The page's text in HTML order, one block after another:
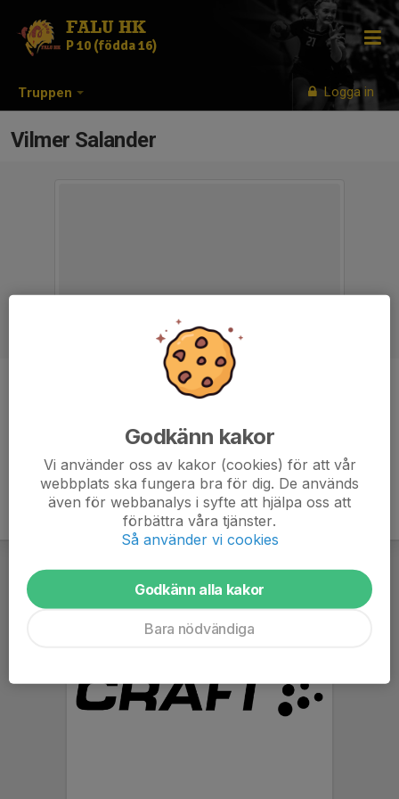
Truppen Logga in
FALU HK
P 10 (födda 16)
Vilmer Salander
Godkänn kakor
Vi använder oss av kakor (cookies) för att vår
webbplats ska fungera bra för dig. De används
även för webbanalys i syfte att hjälpa oss att
förbättra våra tjänster.
Så använder vi cookies
Godkänn alla kakor
Bara nödvändiga